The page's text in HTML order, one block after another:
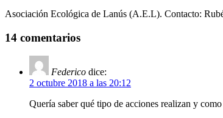
Asociación Ecológica de Lanús (A.E.L). Contacto:
14 comentarios
Federico dice:
2 octubre 2018 a las 20:12
Quería saber qué tipo de acciones realizan y